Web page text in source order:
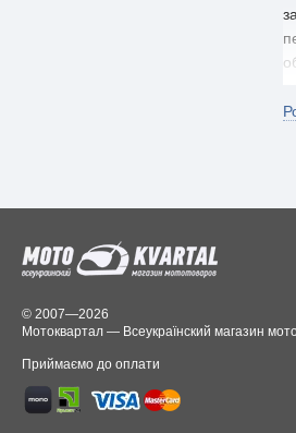
© 2007—2026
Мотоквартал — Всеукраїнский магазин
Приймаємо до оплати